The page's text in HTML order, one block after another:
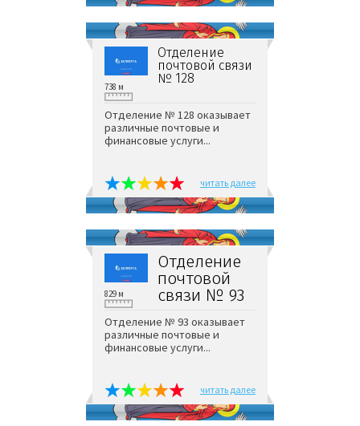
Отделение
почтовой связи
№ 128
738 м
Отделение № 128 оказывает
различные почтовые и
финансовые услуги...
читать далее
Отделение
почтовой
связи № 93
829 м
Отделение № 93 оказывает
различные почтовые и
финансовые услуги...
читать далее